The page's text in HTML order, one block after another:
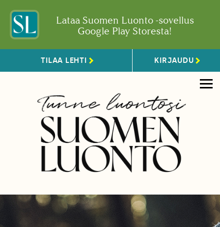
Lataa Suomen Luonto -sovellus
Google Play Storesta!
TILAA LEHTI KIRJAUDU